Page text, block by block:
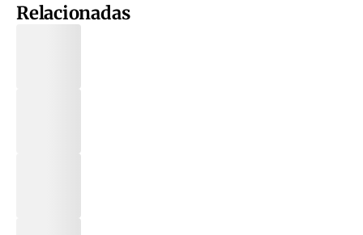
Relacionadas